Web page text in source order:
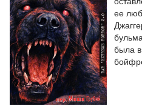
ее
была